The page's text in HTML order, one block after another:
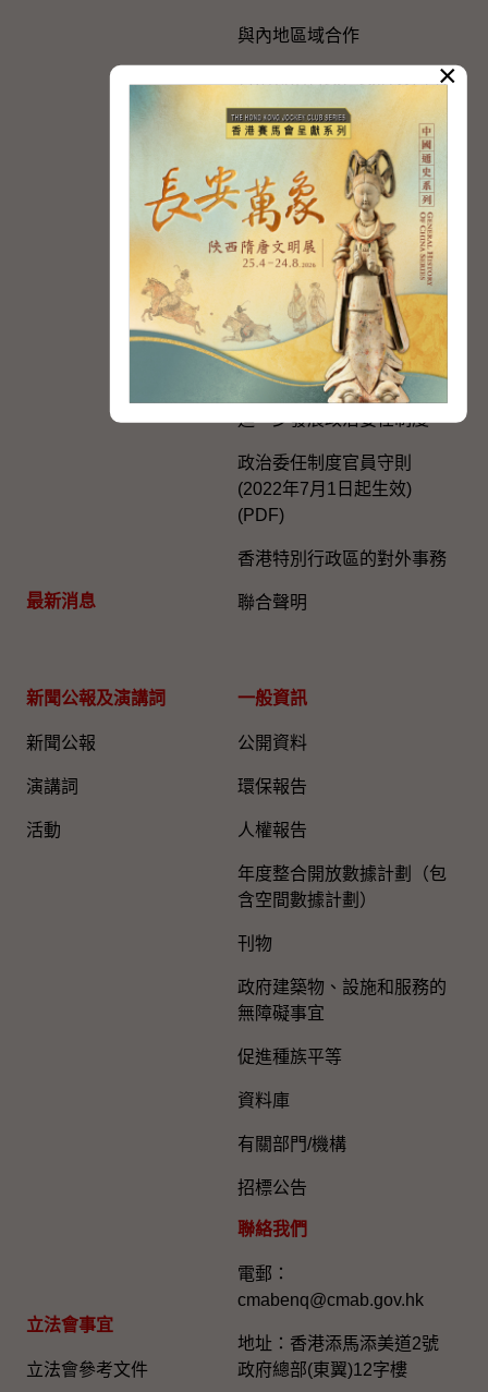
最新消息
與內地區域合作
香港特別行政區政府與內地
的官方聯繫
便利港人在內地發展的政策
措施
在內地及台灣的辦事處
選舉事務
《一國兩制在香港特別行政
區的實踐》白皮書
個人權利
進一步發展政治委任制度
政治委任制度官員守則
(2022年7月1日起生效)
(PDF)
香港特別行政區的對外事務
聯合聲明
新聞公報及演講詞
新聞公報
演講詞
活動
立法會事宜
立法會參考文件
一般資訊​
公開資料
環保報告
人權報告
年度整合開放數據計劃（包
含空間數據計劃）
刊物
政府建築物、設施和服務的
無障礙事宜
促進種族平等
資料庫
有關部門/機構
招標公告
聯絡我們
電郵：
cmabenq@cmab.gov.hk​
地址：香港添馬添美道2號
政府總部(東翼)12字樓
×